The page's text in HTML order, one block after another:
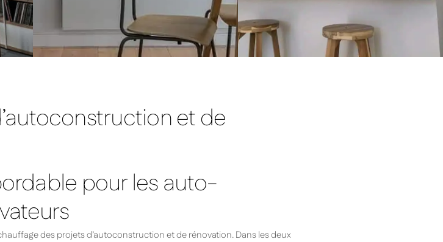
et de
pour les auto-
des projets d’autoconstruction et de rénovation. Dans les deux